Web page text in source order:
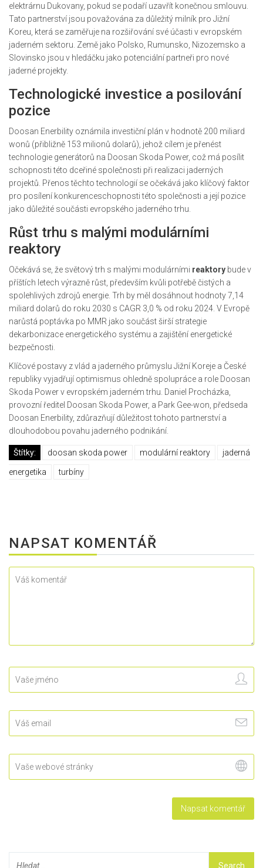
elektrárnu Dukovany, pokud se podaří uzavřít konečnou smlouvu.
Tato partnerství jsou považována za důležitý milník pro Jižní
Koreu, která se zaměřuje na rozšiřování své účasti v evropském
jaderném sektoru. Země jako Polsko, Rumunsko, Nizozemsko a
Slovinsko jsou v hledáčku jako potenciální partneři pro nové
jaderné projekty.
Technologické investice a posilování
pozice
Doosan Enerbility oznámila investiční plán v hodnotě 200 miliard
wonů (přibližně 153 milionů dolarů), jehož cílem je přenést
technologie generátorů na Doosan Skoda Power, což má posílit
schopnosti této dceřiné společnosti při realizaci jaderných
projektů. Přenos těchto technologií se očekává jako klíčový faktor
pro posílení konkurenceschopnosti této společnosti a její pozice
jako důležité součásti evropského jaderného trhu.
Růst trhu s malými modulárními
reaktory
Očekává se, že světový trh s malými modulárními reaktory bude v
příštích letech výrazně růst, především kvůli potřebě čistých a
spolehlivých zdrojů energie. Trh by měl dosáhnout hodnoty 7,14
miliard dolarů do roku 2030 s CAGR 3,0 % od roku 2024. V Evropě
narůstá poptávka po MMR jako součást širší strategie
dekarbonizace energetického systému a zajištění energetické
bezpečnosti.
Klíčové postavy z vlád a jaderného průmyslu Jižní Koreje a České
republiky vyjadřují optimismus ohledně spolupráce a role Doosan
Skoda Power v evropském jaderném trhu. Daniel Procházka,
provozní ředitel Doosan Skoda Power, a Park Gee-won, předseda
Doosan Enerbility, zdůrazňují důležitost tohoto partnerství a
dlouhodobou povahu jaderného podnikání.
Štítky: doosan skoda power modulární reaktory jaderná
energetika turbíny
NAPSAT KOMENTÁŘ